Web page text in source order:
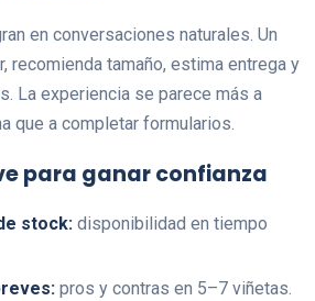
en conversaciones naturales. Un
recomienda tamaño, estima entrega y
La experiencia se parece más a
que a completar formularios.
para ganar confianza
stock: disponibilidad en tiempo
pros y contras en 5–7 viñetas.